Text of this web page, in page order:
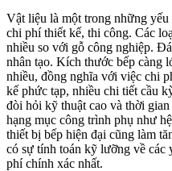
Vật liệu là một trong những
chi phí thiết kế, thi công. Các
nhiều so với gỗ công nghiệp.
nhân tạo. Kích thước bếp càng
nhiều, đồng nghĩa với việc chi
kế phức tạp, nhiều chi tiết cầu
đòi hỏi kỹ thuật cao và thời
hạng mục công trình phụ như
thiết bị bếp hiện đại cũng làm
có sự tính toán kỹ lưỡng về các
phí chính xác nhất.